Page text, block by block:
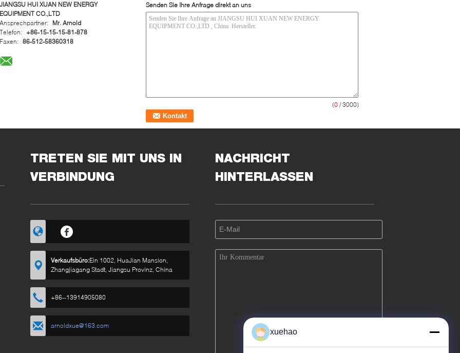
JIANGSU HUI XUAN NEW ENERGY
EQUIPMENT CO.,LTD
Ansprechpartner:
Mr. Arnold
Telefon:
+86-15-15-15-81-878
Faxen: 86-512-58360318
Senden Sie Ihre Anfrage direkt an uns
(0 / 3000)
TRETEN SIE MIT UNS IN
VERBINDUNG
Verkaufsbüro:Ein 1002, HuaJian Mansion,
Zhangjiagang Stadt, Jiangsu Provinz, China
+86--13914905080
arnoldxue@163.com
NACHRICHT
HINTERLASSEN
xuehao